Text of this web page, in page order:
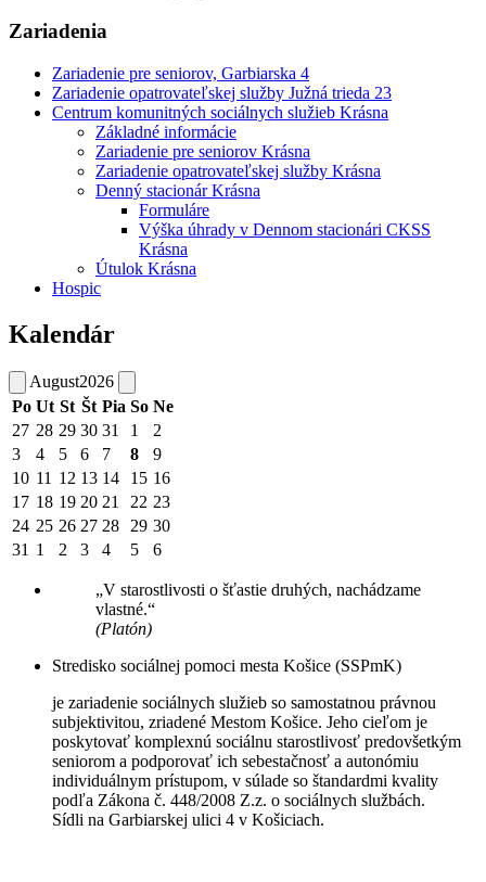
Zariadenia
Zariadenie pre seniorov, Garbiarska 4
Zariadenie opatrovateľskej služby Južná trieda 23
Centrum komunitných sociálnych služieb Krásna
Základné informácie
Zariadenie pre seniorov Krásna
Zariadenie opatrovateľskej služby Krásna
Denný stacionár Krásna
Formuláre
Výška úhrady v Dennom stacionári CKSS
Krásna
Útulok Krásna
Hospic
Kalendár
August2026
Po Ut St Št Pia So Ne
27 28 29 30 31 1
2
3
4 5 6 7 8
9
10 11 12 13 14 15 16
17 18 19 20 21 22 23
24 25 26 27 28 29 30
31 1 2 3 4 5 6
„V starostlivosti o šťastie druhých, nachádzame
vlastné.“
(Platón)
Stredisko sociálnej pomoci mesta Košice (SSPmK)
je zariadenie sociálnych služieb so samostatnou právnou
subjektivitou, zriadené Mestom Košice. Jeho cieľom je
poskytovať komplexnú sociálnu starostlivosť predovšetkým
seniorom a podporovať ich sebestačnosť a autonómiu
individuálnym prístupom, v súlade so štandardmi kvality
podľa Zákona č. 448/2008 Z.z. o sociálnych službách.
Sídli na Garbiarskej ulici 4 v Košiciach.